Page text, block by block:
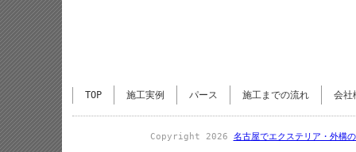
TOP 施工実例 パース 施工までの流れ 会社
Copyright 2026 名古屋でエクステリア・外構